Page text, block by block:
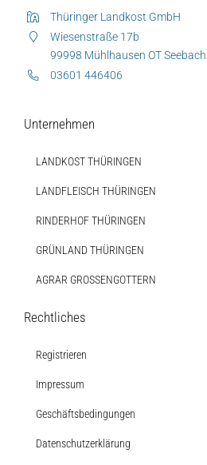
Thüringer Landkost GmbH
Wiesenstraße 17b
99998 Mühlhausen OT Seebach
03601 446406
Unternehmen
LANDKOST THÜRINGEN
LANDFLEISCH THÜRINGEN
RINDERHOF THÜRINGEN
GRÜNLAND THÜRINGEN
AGRAR GROSSENGOTTERN
Rechtliches
Registrieren
Impressum
Geschäftsbedingungen
Datenschutzerklärung
Auf dieser Seite
Hofladen Seebach
Verkaufswagen-Tour
Über uns